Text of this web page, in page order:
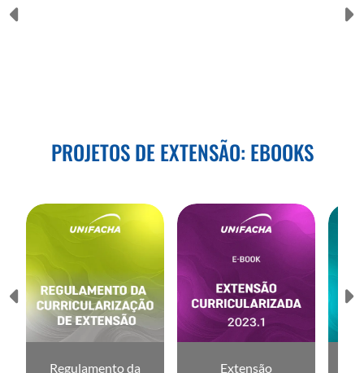
PROJETOS DE EXTENSÃO: EBOOKS
Regulamento da
Extensão